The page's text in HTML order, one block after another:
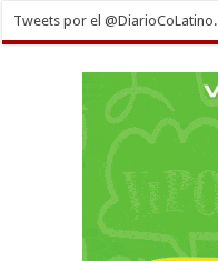
Tweets por el @DiarioCoLatino.